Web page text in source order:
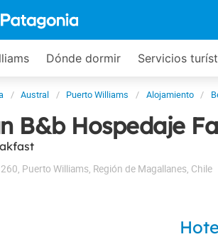
Dónde dormir Servicios
Austral Puerto Williams Alojamiento
B&b Hospedaje
Puerto Williams Región de Magallanes Chile